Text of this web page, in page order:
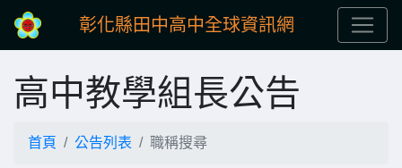
彰化縣田中高中全球資訊網
高中教學組長公告
首頁 公告列表 職稱搜尋